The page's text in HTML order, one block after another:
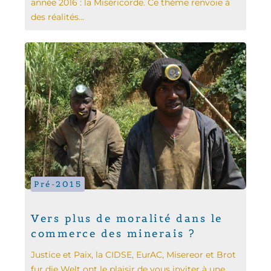
année 2016 : la Miséricorde. Ce thème renvoie à
des réalités...
Pré-2015
Vers plus de moralité dans le
commerce des minerais ?
Justice et Paix, la CIDSE, EurAC, Misereor et Brot